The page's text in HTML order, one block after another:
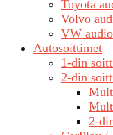
Toyota
Volvo
VW
Autosoittimet
1-din
2-din
2-